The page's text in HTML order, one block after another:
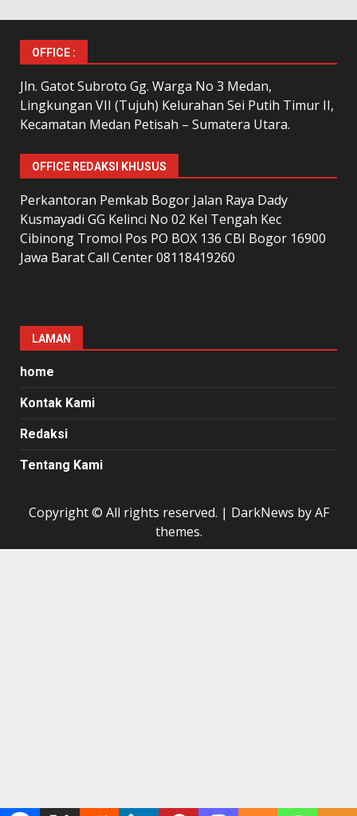
OFFICE :
Jln. Gatot Subroto Gg. Warga No 3 Medan,
Lingkungan VII (Tujuh) Kelurahan Sei Putih Timur II,
Kecamatan Medan Petisah – Sumatera Utara.
OFFICE REDAKSI KHUSUS
Perkantoran Pemkab Bogor Jalan Raya Dady
Kusmayadi GG Kelinci No 02 Kel Tengah Kec
Cibinong Tromol Pos PO BOX 136 CBI Bogor 16900
Jawa Barat Call Center 08118419260
LAMAN
home
Kontak Kami
Redaksi
Tentang Kami
Copyright © All rights reserved. | DarkNews by AF
themes.